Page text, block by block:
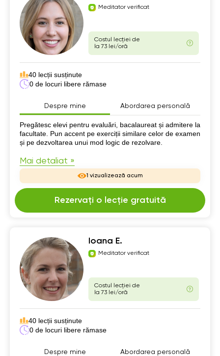
Meditator verificat
Costul lecției de
la 73 lei/oră
40 lecții susținute
0 de locuri libere rămase
Despre mine Abordarea personală
Despre mine
Pregătesc elevi pentru evaluări, bacalaureat și admitere la
facultate. Pun accent pe exerciții similare celor de examen
și pe dezvoltarea unui mod logic de rezolvare.
Mai detaliat »
1 vizualizează acum
Rezervați o lecție gratuită
Ioana E.
Meditator verificat
Costul lecției de
la 73 lei/oră
40 lecții susținute
0 de locuri libere rămase
Despre mine Abordarea personală